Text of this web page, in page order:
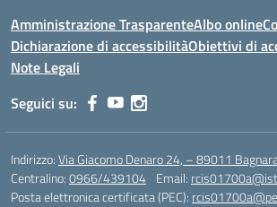
Amministrazione TrasparenteAlbo online
Dichiarazione di accessibilitàObiettivi di
Note Legali
Seguici su:
Indirizzo:Via Giacomo Denaro 24, – 89011
Centralino:0966/439104 Email:
Posta elettronica certificata (PEC):